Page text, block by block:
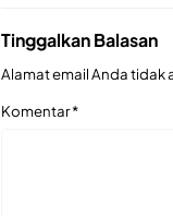
Tinggalkan Balasan
Alamat email Anda tidak
Komentar*